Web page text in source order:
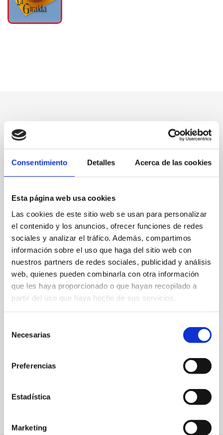
Consentimiento Detalles Acerca de las cookies
Esta página web usa cookies
Las cookies de este sitio web se usan para personalizar
el contenido y los anuncios, ofrecer funciones de redes
sociales y analizar el tráfico. Además, compartimos
información sobre el uso que haga del sitio web con
nuestros partners de redes sociales, publicidad y análisis
web, quienes pueden combinarla con otra información
que les haya proporcionado o que hayan recopilado a
partir del uso que haya hecho de sus servicios.
Necesarias
Preferencias
Estadística
Marketing
96 578 12 52 -626 04 33 96
info@ventalagiralda.com